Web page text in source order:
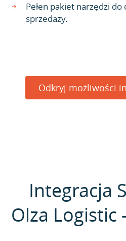
Pełen pakiet narzędzi do
sprzedaży.
Odkryj możliwości
Integracja
Olza Logistic